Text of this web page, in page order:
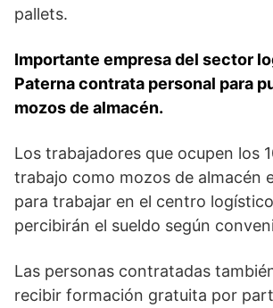
pallets.
Importante empresa del sector
Paterna contrata personal para
mozos de almacén.
Los trabajadores que ocupen los
trabajo como mozos de almacén
para trabajar en el centro
percibirán el sueldo según
Las personas contratadas
recibir formación gratuita por